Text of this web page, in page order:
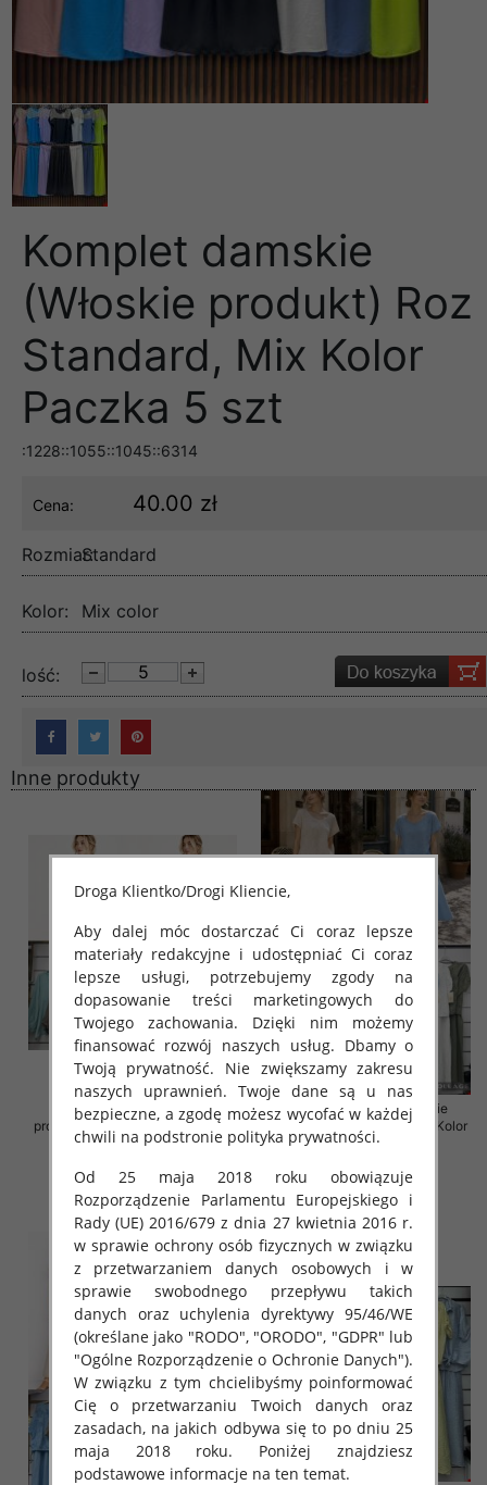
Komplet damskie
(Włoskie produkt) Roz
Standard, Mix Kolor
Paczka 5 szt
:1228::1055::1045::6314
Cena: 40.00 zł
Rozmiar:Standard
Kolor: Mix color
lość:
Inne produkty
Komplet damskie (Włoskie
produkt) Roz Standard, Mix Kolor
Paczka 5 szt
36.00 zł
szczegóły
Komplet damskie (Włoskie
produkt) Roz Standard, Mix Kolor
Paczka 5 szt
54.00 zł
szczegóły
Droga Klientko/Drogi Kliencie,
Aby dalej móc dostarczać Ci coraz lepsze
materiały redakcyjne i udostępniać Ci coraz
lepsze usługi, potrzebujemy zgody na
dopasowanie treści marketingowych do
Twojego zachowania. Dzięki nim możemy
finansować rozwój naszych usług. Dbamy o
Twoją prywatność. Nie zwiększamy zakresu
naszych uprawnień. Twoje dane są u nas
bezpieczne, a zgodę możesz wycofać w każdej
chwili na podstronie polityka prywatności.
Od 25 maja 2018 roku obowiązuje
Rozporządzenie Parlamentu Europejskiego i
Rady (UE) 2016/679 z dnia 27 kwietnia 2016 r.
w sprawie ochrony osób fizycznych w związku
z przetwarzaniem danych osobowych i w
sprawie swobodnego przepływu takich
danych oraz uchylenia dyrektywy 95/46/WE
(określane jako "RODO", "ORODO", "GDPR" lub
"Ogólne Rozporządzenie o Ochronie Danych").
W związku z tym chcielibyśmy poinformować
Cię o przetwarzaniu Twoich danych oraz
zasadach, na jakich odbywa się to po dniu 25
maja 2018 roku. Poniżej znajdziesz
podstawowe informacje na ten temat.